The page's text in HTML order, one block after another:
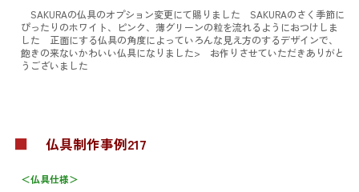
SAKURAの仏具のオプション変更にて賜りました SAKURAのさく季節に
ぴったりのホワイト、ピンク、薄グリーンの粒を流れるようにおつけしま
した 正面にする仏具の角度によっていろんな見え方のするデザインで、
飽きの来ないかわいい仏具になりました> お作りさせていただきありがと
うございました
■ 仏具制作事例217
＜仏具仕様＞